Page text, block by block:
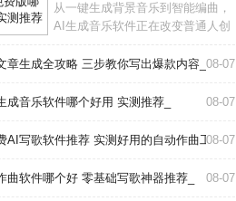
从一键生成背景音乐到智能编曲，
AI生成音乐软件正在改变普通人创
作者、游戏开发者还是音乐爱好
版税的原创配乐。但面对市面上层
章生成全攻略 三步教你写出爆款内容_ 08-07
成音乐软件哪个好用 实测推荐_ 08-07
AI写歌软件推荐 实测好用的自动作曲工具_
08-07
曲软件哪个好 零基础写歌神器推荐_ 08-07